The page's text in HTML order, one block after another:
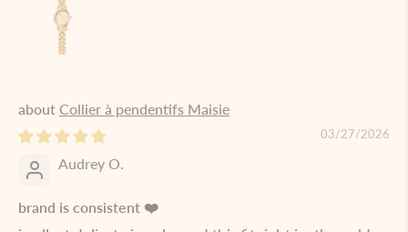
Collier à pendentifs Maisie
03/27/2026
Audrey O.
brand is consistent ❤️